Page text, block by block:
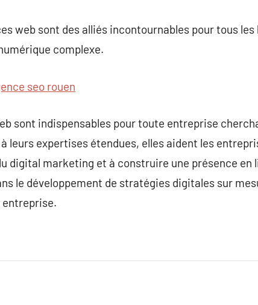
web sont des alliés incontournables pour tous
complexe.
seo rouen
sont indispensables pour toute entreprise
leurs expertises étendues, elles aident les
digital marketing et à construire une présence en
le développement de stratégies digitales sur
entreprise.